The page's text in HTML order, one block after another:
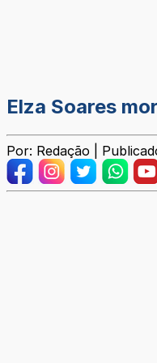
Elza Soares
Por: Redação |